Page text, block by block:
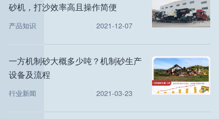
砂机，打沙效率高且操作简便
产品知识 2021-12-07
一方机制砂大概多少吨？机制砂生产
设备及流程
行业新闻 2021-03-23